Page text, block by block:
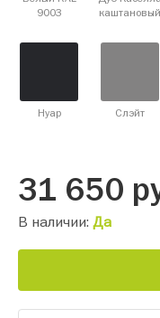
9003
каштановый
Нуар Слэйт
31 650
В наличии: Да